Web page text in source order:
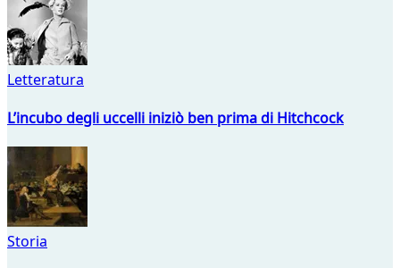
Letteratura
L’incubo degli uccelli iniziò ben prima di Hitchcock
Storia